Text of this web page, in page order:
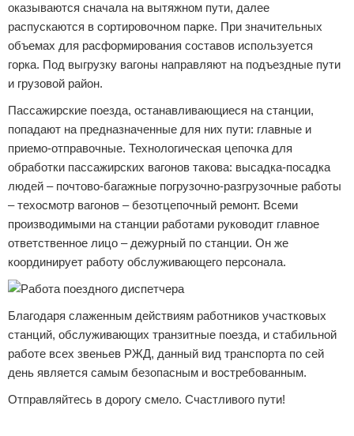
оказываются сначала на вытяжном пути, далее
распускаются в сортировочном парке. При значительных
объемах для расформирования составов используется
горка. Под выгрузку вагоны направляют на подъездные пути
и грузовой район.
Пассажирские поезда, останавливающиеся на станции,
попадают на предназначенные для них пути: главные и
приемо-отправочные. Технологическая цепочка для
обработки пассажирских вагонов такова: высадка-посадка
людей – почтово-багажные погрузочно-разгрузочные работы
– техосмотр вагонов – безотцепочный ремонт. Всеми
производимыми на станции работами руководит главное
ответственное лицо – дежурный по станции. Он же
координирует работу обслуживающего персонала.
Благодаря слаженным действиям работников участковых
станций, обслуживающих транзитные поезда, и стабильной
работе всех звеньев РЖД, данный вид транспорта по сей
день является самым безопасным и востребованным.
Отправляйтесь в дорогу смело. Счастливого пути!